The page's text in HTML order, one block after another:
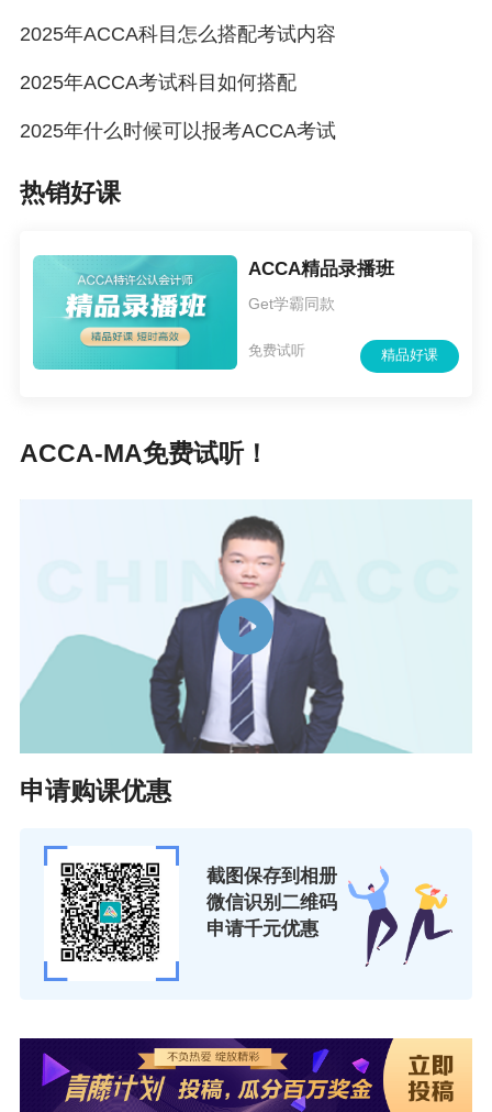
变化实施时间
新改革将于2027年7月、9月
陆续全面执行。
✅Knowledge阶段首次考试时间：2027年7月
✅Strategic Professional阶段首次考试时间：2027
附：官方信息入口
ACCA特许公认会计师公会公布的重要变革内
容，具体政策以官方公布为准，详情可点击进入官
2025年ACCA科目怎么搭配考试内容
2025年ACCA考试科目如何搭配
2025年什么时候可以报考ACCA考试
热销好课
ACCA精品录播班
Get学霸同款
精品好课
免费试听
ACCA-MA免费试听！
申请购课优惠
截图保存到相册
微信识别二维码
申请千元优惠